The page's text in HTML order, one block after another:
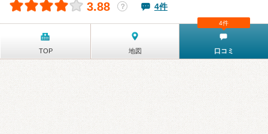
3.88 ？ 4件
TOP 地図 口コミ
4件